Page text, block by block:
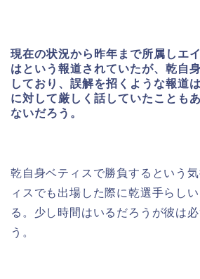
現在の状況から昨年まで所属しエ
はという報道されていたが、乾自
しており、誤解を招くような報道
に対して厳しく話していたことも
ないだろう。
乾自身ベティスで勝負するという
ィスでも出場した際に乾選手らし
る。少し時間はいるだろうが彼は
う。